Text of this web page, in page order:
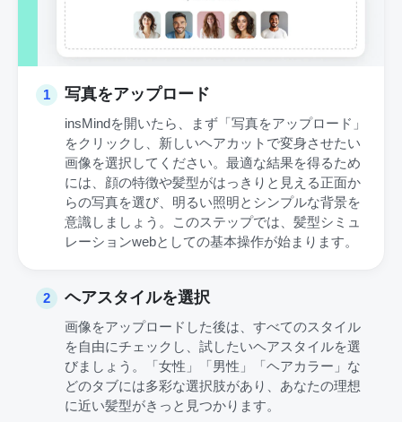
1 写真をアップロード
insMindを開いたら、まず「写真をアップロード」
をクリックし、新しいヘアカットで変身させたい
画像を選択してください。最適な結果を得るため
には、顔の特徴や髪型がはっきりと見える正面か
らの写真を選び、明るい照明とシンプルな背景を
意識しましょう。このステップでは、髪型シミュ
レーションwebとしての基本操作が始まります。
2 ヘアスタイルを選択
画像をアップロードした後は、すべてのスタイル
を自由にチェックし、試したいヘアスタイルを選
びましょう。「女性」「男性」「ヘアカラー」な
どのタブには多彩な選択肢があり、あなたの理想
に近い髪型がきっと見つかります。